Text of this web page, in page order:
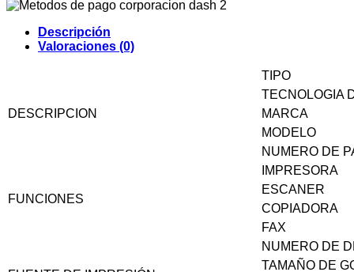
Descripción
Valoraciones (0)
DESCRIPCION
TIPO
TECNOLOGIA
MARCA
MODELO
NUMERO DE
FUNCIONES
IMPRESORA
ESCANER
COPIADORA
FAX
NUMERO DE
TAMAÑO DE